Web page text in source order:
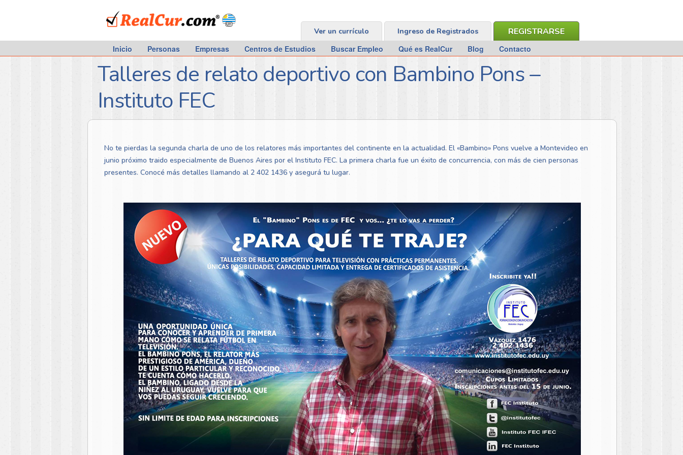
RealCur.com
REGISTRARSE
Ingreso de Registrados
Ver un currículo
Inicio Personas Empresas Centros de Estudios Buscar Empleo Qué es RealCur Blog Contacto
Talleres de relato deportivo con Bambino Pons –
Instituto FEC
No te pierdas la segunda charla de uno de los relatores más importantes del continente en la actualidad. El «Bambino» Pons vuelve a Montevideo en
junio próximo traido especialmente de Buenos Aires por el Instituto FEC. La primera charla fue un éxito de concurrencia, con más de cien personas
presentes. Conocé más detalles llamando al 2 402 1436 y asegurá tu lugar.